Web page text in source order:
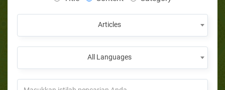
Articles
All Languages